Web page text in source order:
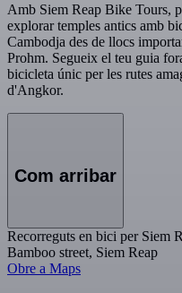
Amb Siem Reap Bike Tours,
explorar temples antics amb
Cambodja des de llocs
Prohm. Segueix el teu guia
bicicleta únic per les rutes
d'Angkor.
Com arribar
Recorreguts en bici per Siem
Bamboo street, Siem Reap
Obre a Maps